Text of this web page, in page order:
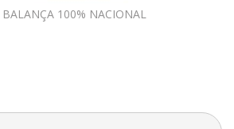
BALANÇA 100% NACIONAL